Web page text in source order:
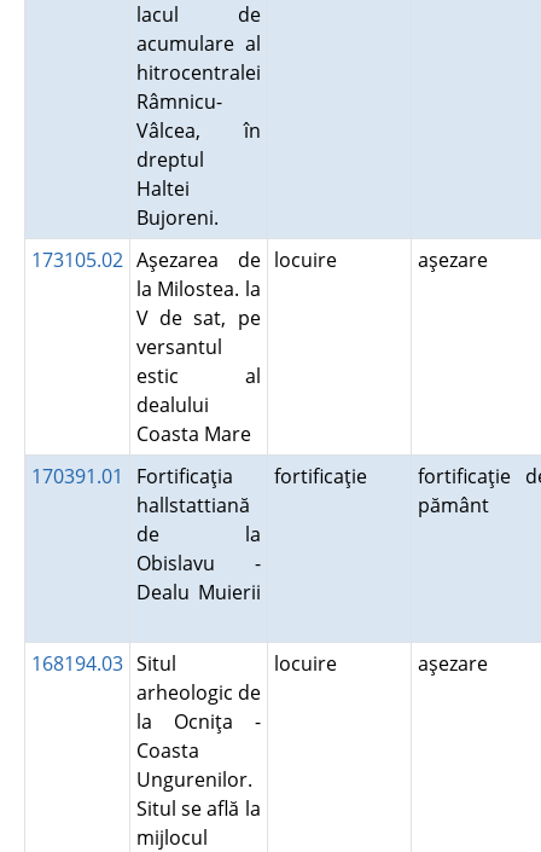
lacul de
acumulare al
hitrocentralei
Râmnicu-
Vâlcea, în
dreptul
Haltei
Bujoreni.
173105.02 Aşezarea de
la Milostea. la
V de sat, pe
versantul
estic al
dealului
Coasta Mare
locuire aşezare
170391.01
Fortificaţia
hallstattiană
de la
Obislavu -
Dealu Muierii
fortificaţie
fortificaţie
pământ
168194.03 Situl
arheologic de
la Ocniţa -
Coasta
Ungurenilor.
Situl se află la
mijlocul
locuire aşezare